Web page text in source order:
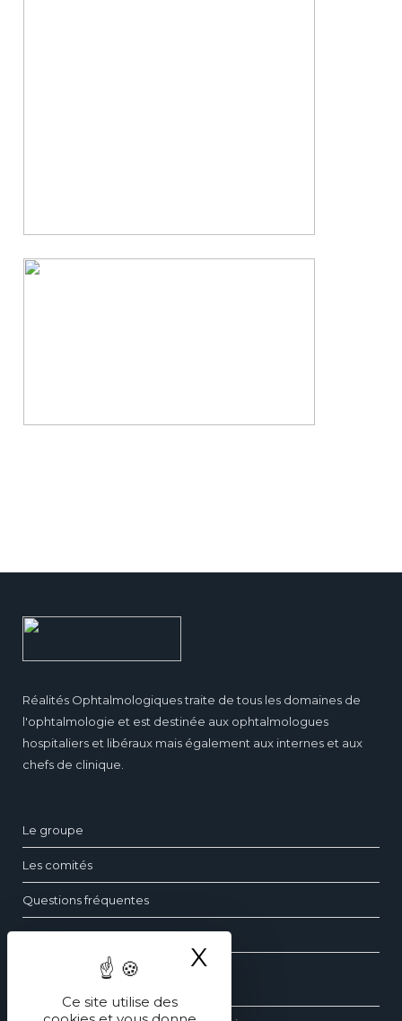
Ce site utilise des
X Masquer le
Réalités Ophtalmologiques traite de tous les domaines de
l'ophtalmologie et est destinée aux ophtalmologues
hospitaliers et libéraux mais également aux internes et aux
chefs de clinique.
Le groupe
Les comités
Questions fréquentes
Contact